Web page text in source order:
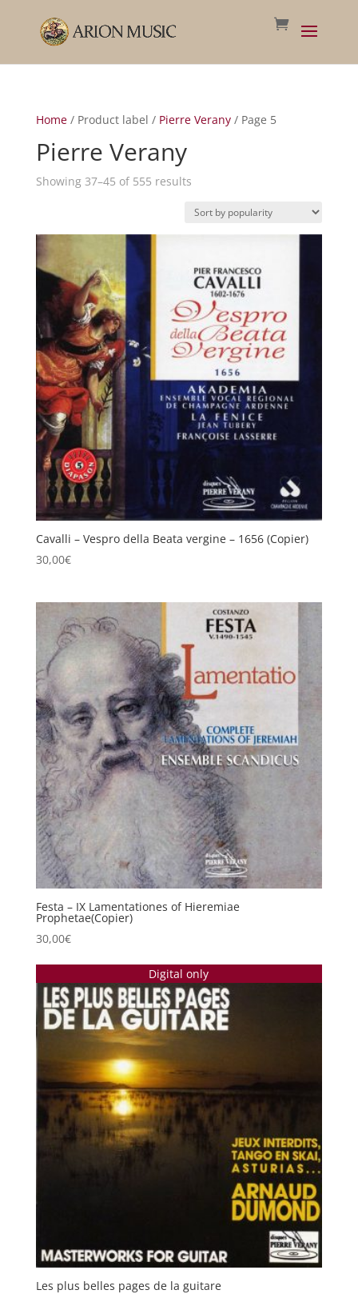
Home/ Product label / Pierre Verany/ Page 5
Pierre Verany
Showing 37–45 of 555 resultsSorted
popularity
Cavalli – Vespro della Beata vergine – 1656 (Copier)
30,00€
Festa – IX Lamentationes of Hieremiae
Prophetae(Copier)
30,00€
Digital only
Les plus belles pages de la guitare